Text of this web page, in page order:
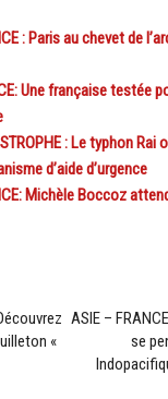
: Paris au chevet de
Une française testée
: Le typhon Rai
d’aide d’urgence
Michèle Boccoz
«
ASIE –
se